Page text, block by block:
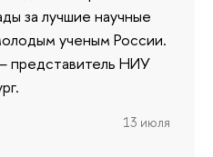
за лучшие научные
ученым России.
представитель НИУ
13 июля